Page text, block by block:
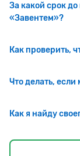
За какой срок
«Завентем»?
Как проверить,
Что делать,
Как я найду